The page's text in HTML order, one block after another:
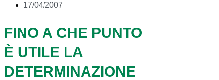
17/04/2007
FINO A CHE PUNTO
È UTILE LA
DETERMINAZIONE